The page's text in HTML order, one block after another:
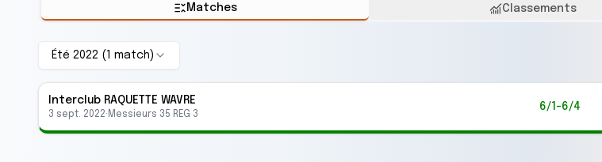
Matches Classements
Été 2022 ( match )
Interclub RAQUETTE WAVRE
3 sept. 2022· Messieurs 35 REG 3
6/1-6/4